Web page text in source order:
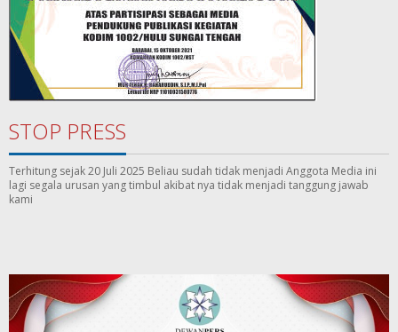
STOP PRESS
Terhitung sejak 20 Juli 2025 Beliau sudah tidak menjadi Anggota Media ini
lagi segala urusan yang timbul akibat nya tidak menjadi tanggung jawab
kami